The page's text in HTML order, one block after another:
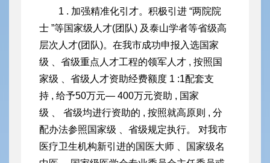
1 . 加强精准化引才。积极引进 “两院院
士 ”等国家级人才(团队) 及泰山学者等省级高
层次人才(团队)。在我市成功申报入选国家
级 、省级重点人才工程的领军人才 , 按照国
家级 、省级人才资助经费额度 1 :1配套支
持 , 给予50万元— 400万元资助 , 国家
级 、 省级均进行资助的 , 按照就高原则 , 分
配办法参照国家级 、省级规定执行。 对我市
医疗卫生机构新引进的国医大师 、国家级名